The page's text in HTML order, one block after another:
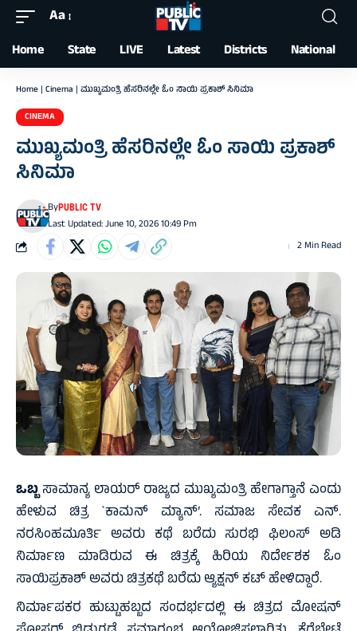
Font
Resizer
Aa
Home State LIVE Latest Districts National
Home | Cinema | ಮುಖ್ಯಮಂತ್ರಿ ಹೆಸರಿನಲ್ಲೇ ಓಂ ಸಾಯಿ ಪ್ರಕಾಶ್ ಸಿನಿಮಾ
CINEMA
ಮುಖ್ಯಮಂತ್ರಿ ಹೆಸರಿನಲ್ಲೇ ಓಂ ಸಾಯಿ ಪ್ರಕಾಶ್
ಸಿನಿಮಾ
Last Updated: June 10, 2026 10:49 Pm
ByPUBLIC TV
2 Min Read
ಒಬ್ಬಸಾಮಾನ್ಯ ಲಾಯರ್ ರಾಜ್ಯದ ಮುಖ್ಯಮಂತ್ರಿ ಹೇಗಾಗ್ತಾನೆ ಎಂದು
ಹೇಳುವ ಚಿತ್ರ `ಕಾಮನ್ ಮ್ಯಾನ್’. ಸಮಾಜ ಸೇವಕ ಎನ್.
ನರಸಿಂಹಮೂರ್ತಿ ಅವರು ಕಥೆ ಬರೆದು ಸುರಭಿ ಫಿಲಂಸ್ ಅಡಿ
ನಿರ್ಮಾಣ ಮಾಡಿರುವ ಈ ಚಿತ್ರಕ್ಕೆ ಹಿರಿಯ ನಿರ್ದೇಶಕ ಓಂ
ಸಾಯಿಪ್ರಕಾಶ್ ಅವರು ಚಿತ್ರಕಥೆ ಬರೆದು ಆ್ಯಕ್ಷನ್ ಕಟ್ ಹೇಳಿದ್ದಾರೆ.
ನಿರ್ಮಾಪಕರ ಹುಟ್ಟುಹಬ್ಬದ ಸಂದರ್ಭದಲ್ಲಿ ಈ ಚಿತ್ರದ ಮೋಷನ್